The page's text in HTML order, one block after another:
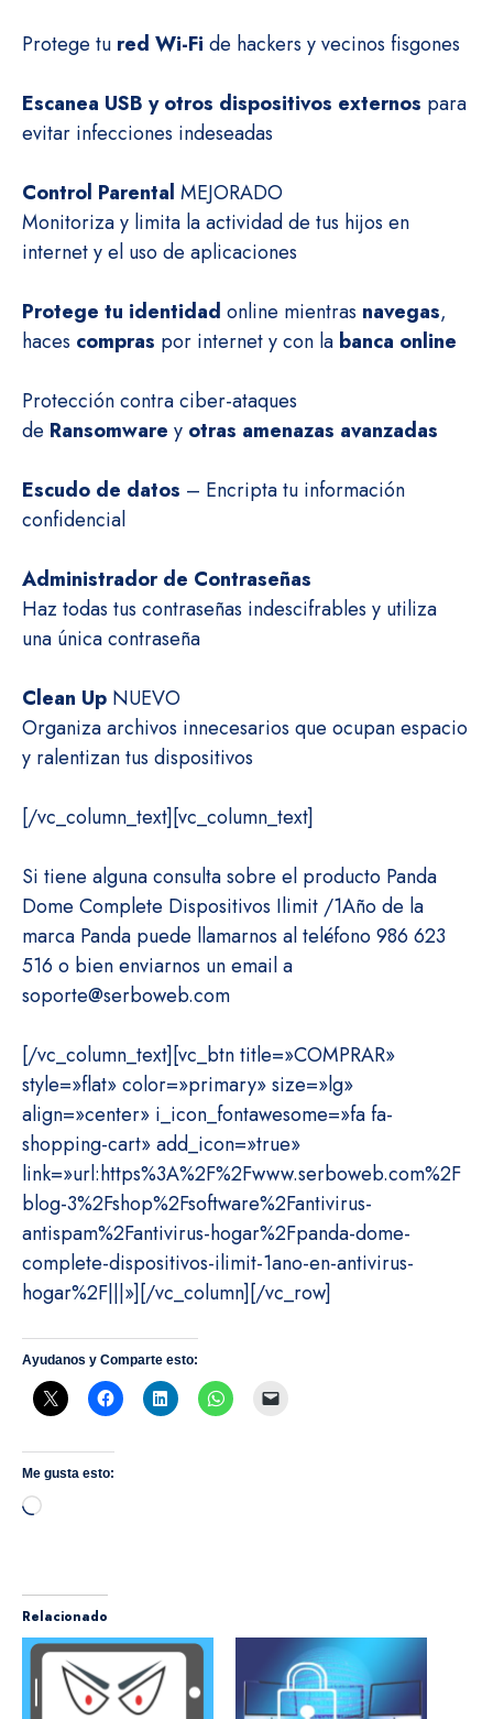
Protege tu red Wi-Fi de hackers y vecinos fisgones
Escanea USB y otros dispositivos externos para
evitar infecciones indeseadas
Control Parental MEJORADO
Monitoriza y limita la actividad de tus hijos en
internet y el uso de aplicaciones
Protege tu identidad online mientras navegas,
haces compras por internet y con la banca online
Protección contra ciber-ataques
de Ransomware y otras amenazas avanzadas
Escudo de datos – Encripta tu información
confidencial
Administrador de Contraseñas
Haz todas tus contraseñas indescifrables y utiliza
una única contraseña
Clean Up NUEVO
Organiza archivos innecesarios que ocupan espacio
y ralentizan tus dispositivos
[/vc_column_text][vc_column_text]
Si tiene alguna consulta sobre el producto Panda
Dome Complete Dispositivos Ilimit /1Año de la
marca Panda puede llamarnos al teléfono 986 623
516 o bien enviarnos un email a
soporte@serboweb.com
[/vc_column_text][vc_btn title=»COMPRAR»
style=»flat» color=»primary» size=»lg»
align=»center» i_icon_fontawesome=»fa fa-
shopping-cart» add_icon=»true»
link=»url:https%3A%2F%2Fwww.serboweb.com%2F
blog-3%2Fshop%2Fsoftware%2Fantivirus-
antispam%2Fantivirus-hogar%2Fpanda-dome-
complete-dispositivos-ilimit-1ano-en-antivirus-
hogar%2F|||»][/vc_column][/vc_row]
Ayudanos y Comparte esto:
Me gusta esto:
Cargando...
Relacionado